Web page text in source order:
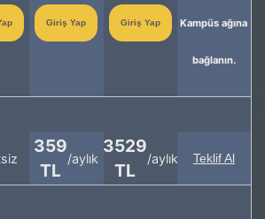
Giriş Yap Giriş Yap Kampüs ağına
bağlanın.
359
TL
/aylık
3529
TL
/aylık Teklif Al